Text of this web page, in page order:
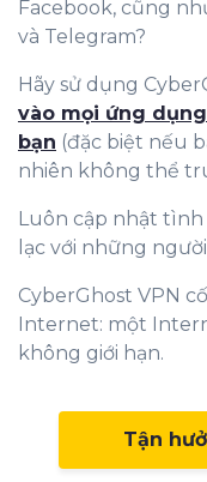
Facebook, cũng
và Telegram?
Hãy sử dụng
vào mọi ứng
bạn (đặc biệt nếu
nhiên không thể
Luôn cập nhật
lạc với những
CyberGhost VPN
Internet: một
không giới hạn.
Tận